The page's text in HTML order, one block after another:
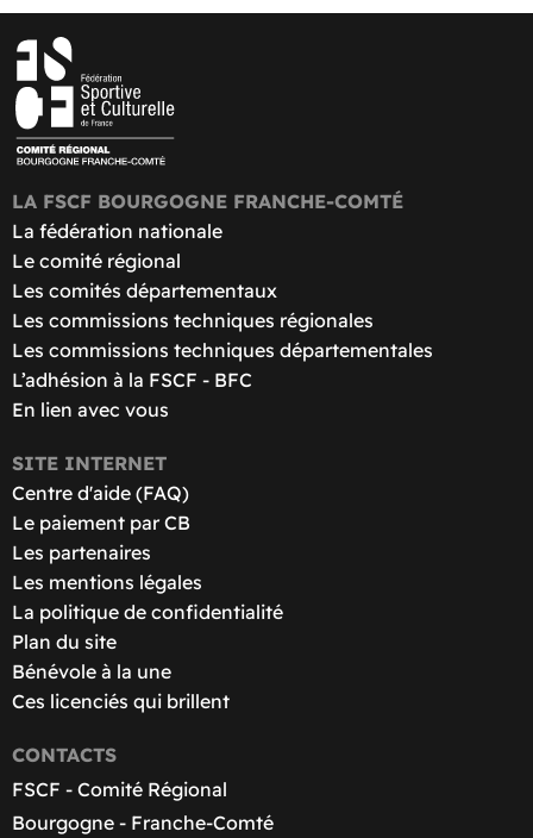
LA FSCF BOURGOGNE FRANCHE-COMTÉ
La fédération nationale
Le comité régional
Les comités départementaux
Les commissions techniques régionales
Les commissions techniques départementales
L’adhésion à la FSCF - BFC
En lien avec vous
SITE INTERNET
Centre d'aide (FAQ)
Le paiement par CB
Les partenaires
Les mentions légales
La politique de confidentialité
Plan du site
Bénévole à la une
Ces licenciés qui brillent
CONTACTS
FSCF - Comité Régional
Bourgogne - Franche-Comté